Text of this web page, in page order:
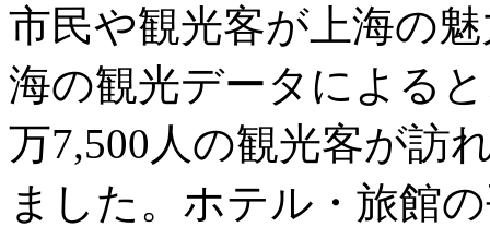
市民や観光客が上海の
海の観光データによる
万7,500人の観光客が訪
ました。ホテル・旅館